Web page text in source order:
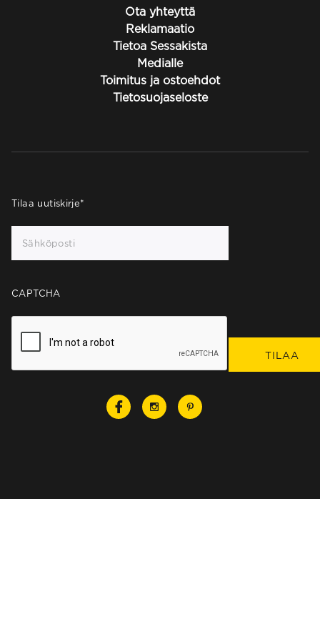
Ota yhteyttä
Reklamaatio
Tietoa Sessakista
Medialle
Toimitus ja ostoehdot
Tietosuojaseloste
Tilaa uutiskirje*
CAPTCHA